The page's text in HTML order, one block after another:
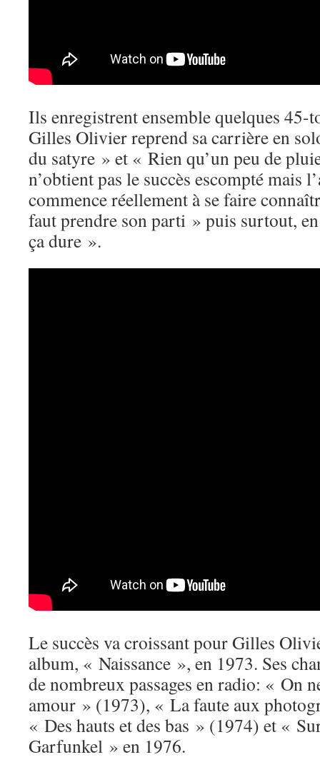
Ils enregistrent ensemble quelques 45-
Gilles Olivier reprend sa carrière en
du satyre » et « Rien qu’un peu de
n’obtient pas le succès escompté mais
commence réellement à se faire
faut prendre son parti » puis surtout,
ça dure ».
Le succès va croissant pour Gilles
album, « Naissance », en 1973. Ses
de nombreux passages en radio: « On
amour » (1973), « La faute aux
« Des hauts et des bas » (1974) et «
Garfunkel » en 1976.